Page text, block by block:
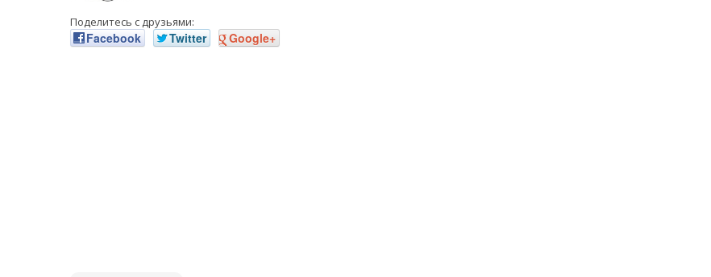
Поделитесь с друзьями:
Facebook Twitter Google+